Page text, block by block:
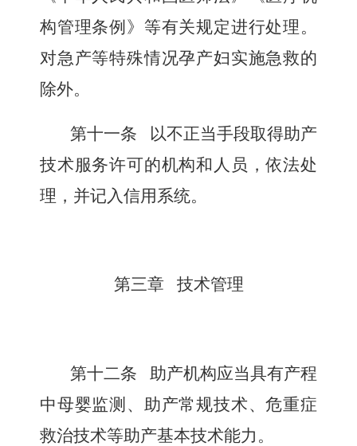
构管理条例》等有关规定进行处理。
对急产等特殊情况孕产妇实施急救的
除外。
第十一条
以不正当手段取得助产
技术服务许可的机构和人员，依法处
理，并记入信用系统。
第三章 技术管理
第十二条
助产机构应当具有产程
中母婴监测、助产常规技术、危重症
救治技术等助产基本技术能力。